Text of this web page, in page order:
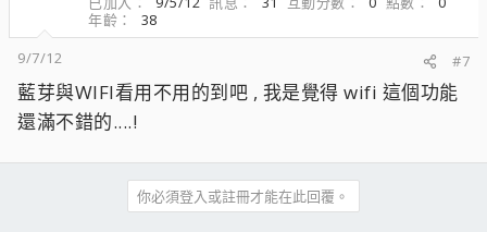
年齡
38
9/7/12
#7
藍芽與WIFI看用不用的到吧 , 我是覺得 wifi 這個功能
還滿不錯的....!
你必須登入或註冊才能在此回覆。